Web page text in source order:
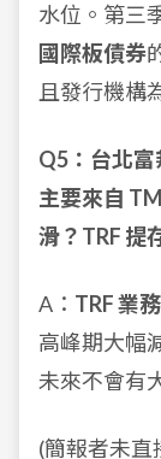
水位。第三
國際板債券
且發行機構
Q5：台北
主要來自
滑？TRF 提
A： TRF 業務
高峰期大幅
未來不會有
(簡報者未直